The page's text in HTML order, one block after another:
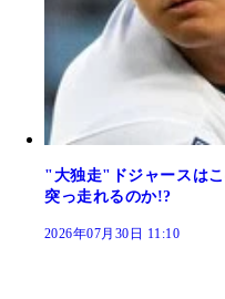
"大独走"ドジャースは
突っ走れるのか!?
2026年07月30日 11:10